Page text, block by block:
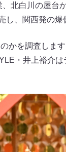
北白川の屋台
、関西発の爆
かを調査しま
・井上裕介は